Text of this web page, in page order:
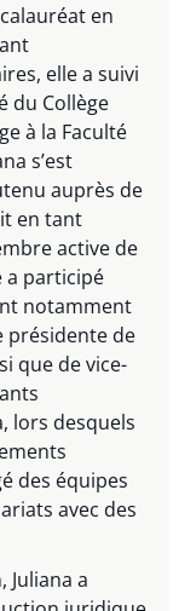
en
elle a suivi
du Collège
à la Faculté
s’est
auprès de
en tant
active de
a participé
notamment
présidente de
que de vice-
lors desquels
des équipes
avec des
Juliana a